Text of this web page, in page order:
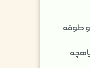
طوقه